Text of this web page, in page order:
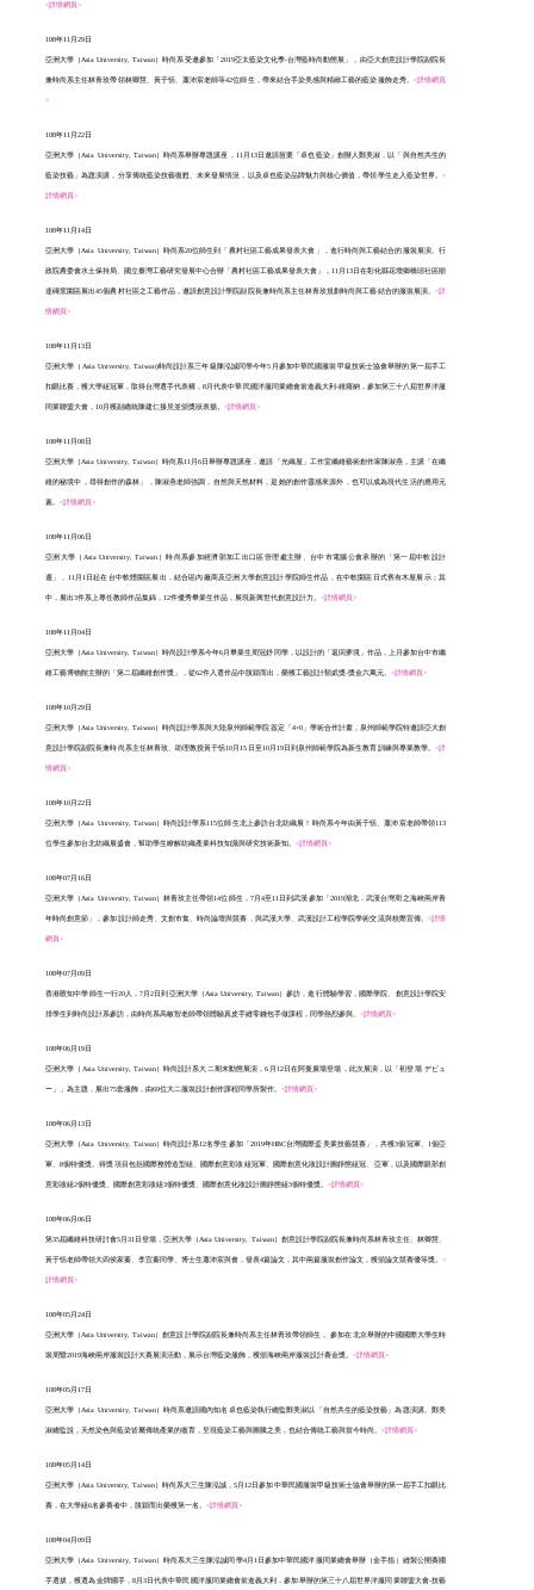
<詳情網頁>
108年11月29日
亞洲大學（Asia University, Taiwan）時尚系受邀參加「2019亞太藍染文化季-台灣藍時尚動態展」，由亞大創意設計學院副院長
兼時尚系主任林青玫帶領林卿慧、黃于恬、蕭沛宸老師等42位師生，帶來結合手染美感與精緻工藝的藍染服飾走秀。 <詳情網頁
>
108年11月22日
亞洲大學（Asia University, Taiwan）時尚系舉辦專題講座，11月13日邀請苗栗「卓也藍染」創辦人鄭美淑，以「與自然共生的
藍染技藝」為題演講，分享傳統藍染技藝復甦、未來發展情況，以及卓也藍染品牌魅力與核心價值，帶領學生走入藍染世界。 <
詳情網頁>
108年11月14日
亞洲大學（Asia University, Taiwan）時尚系20位師生到「農村社區工藝成果發表大會」，進行時尚與工藝結合的服裝展演。行
政院農委會水土保持局、國立臺灣工藝研究發展中心合辦「農村社區工藝成果發表大會」，11月13日在彰化縣花壇鄉橋頭社區順
達磚窯園區展出45個農村社區之工藝作品，邀請創意設計學院副院長兼時尚系主任林青玫規劃時尚與工藝結合的服裝展演。 <詳
情網頁>
108年11月13日
亞洲大學（Asia University, Taiwan)時尚設計系三年級陳泓誠同學今年5月參加中華民國服裝甲級技術士協會舉辦的第一屆手工
扣眼比賽，獲大學組冠軍，取得台灣選手代表權，8月代表中華民國洋服同業總會前進義大利-維羅納，參加第三十八屆世界洋服
同業聯盟大會，10月獲副總統陳建仁接見並頒獎狀表揚。 <詳情網頁>
108年11月08日
亞洲大學（Asia University, Taiwan）時尚系11月6日舉辦專題講座，邀請「光織屋」工作室纖維藝術創作家陳淑燕，主講「在纖
維的秘境中，尋得創作的森林」，陳淑燕老師強調，自然與天然材料，是她的創作靈感來源外，也可以成為現代生活的應用元
素。 <詳情網頁>
108年11月06日
亞洲大學（Asia University, Taiwan）時尚系參加經濟部加工出口區管理處主辦、台中市電腦公會承辦的「第一屆中軟設計
週」，11月1日起在台中軟體園區展出，結合區內廠商及亞洲大學創意設計學院師生作品，在中軟園區日式舊有木屋展示；其
中，展出3件系上專任教師作品集錦，12件優秀畢業生作品，展現新興世代創意設計力。 <詳情網頁>
108年11月04日
亞洲大學（Asia University, Taiwan）時尚設計學系今年6月畢業生周冠妤同學，以設計的「返回夢境」作品，上月參加台中市纖
維工藝博物館主辦的「第二屆纖維創作獎」，從62件入選作品中脫穎而出，榮獲工藝設計類貳獎-獎金六萬元。 <詳情網頁>
108年10月29日
亞洲大學（Asia University, Taiwan）時尚設計學系與大陸泉州師範學院簽定「4+0」學術合作計畫，泉州師範學院特邀請亞大創
意設計學院副院長兼時尚系主任林青玫、助理教授黃于恬10月15日至10月19日到泉州師範學院為新生教育訓練與專業教學。 <詳
情網頁>
108年10月22日
亞洲大學（Asia University, Taiwan）時尚設計學系115位師生北上參訪台北紡織展！時尚系今年由黃于恬、蕭沛宸老師帶領113
位學生參加台北紡織展盛會，幫助學生瞭解紡織產業科技知識與研究技術新知。 <詳情網頁>
108年07月16日
亞洲大學（Asia University, Taiwan）林青玫主任帶領14位師生，7月4至11日到武漢參加「2019湖北．武漢台灣周之海峽兩岸青
年時尚創意節」，參加設計師走秀、文創市集、時尚論壇與競賽，與武漢大學、武漢設計工程學院學術交流與校際宣傳。 <詳情
網頁>
108年07月09日
香港匯知中學師生一行20人，7月2日到亞洲大學（Asia University, Taiwan）參訪，進行體驗學習，國際學院、創意設計學院安
排學生到時尚設計系參訪，由時尚系高敏智老師帶領體驗真皮手縫零錢包手做課程，同學熱烈參與。 <詳情網頁>
108年06月19日
亞洲大學（Asia University, Taiwan）時尚設計系大二期末動態展演，6月12日在阿曼廣場登場，此次展演，以「初登場 デビュ
ー」」為主題，展出75套服飾，由69位大二服裝設計創作課程同學所製作。 <詳情網頁>
108年06月13日
亞洲大學（Asia University, Taiwan）時尚設計系12名學生參加「2019年HBC台灣國際盃美業技藝競賽」，共獲3個冠軍、1個亞
軍、8個特優獎。得獎項目包括國際整體造型組、國際創意彩妝組冠軍、國際創意化妝設計圖靜態組冠、亞軍，以及國際眼部創
意彩妝組2個特優獎、國際創意彩妝組3個特優獎、國際創意化妝設計圖靜態組3個特優獎。 <詳情網頁>
108年06月06日
第35屆纖維科技研討會5月31日登場，亞洲大學（Asia University, Taiwan）創意設計學院副院長兼時尚系林青玫主任、林卿慧、
黃于恬老師帶領大四侯家蓁、李宜蓁同學、博士生蕭沛宸與會，發表4篇論文，其中兩篇服裝創作論文，獲頒論文競賽優等獎。 <
詳情網頁>
108年05月24日
亞洲大學（Asia University, Taiwan）創意設計學院副院長兼時尚系主任林靑玫帶領師生， 參加在北京舉辦的中國國際大學生時
裝周暨2019海峽兩岸服裝設計大賽展演活動，展示台灣藍染服飾，獲頒海峽兩岸服裝設計賽金獎。 <詳情網頁>
108年05月17日
亞洲大學（Asia University, Taiwan）時尚系邀請國內知名卓也藍染執行總監鄭美淑以「自然共生的藍染技藝」為題演講。鄭美
淑總監說，天然染色與藍染皆屬傳統產業的復育，呈現藍染工藝與圖騰之美，也結合傳統工藝與當今時尚。 <詳情網頁>
108年05月14日
亞洲大學（Asia University, Taiwan）時尚系大三生陳泓誠，5月12日參加中華民國服裝甲級技術士協會舉辦的第一屆手工扣眼比
賽，在大學組6名參賽者中，脫穎而出榮獲第一名。 <詳情網頁>
108年04月09日
亞洲大學（Asia University, Taiwan）時尚系大三生陳泓誠同學4月1日參加中華民國洋服同業總會舉辦（金手指）縫製公開賽國
手選拔，獲選為金牌國手，8月3日代表中華民國洋服同業總會前進義大利，參加舉辦的第三十八屆世界洋服同業聯盟大會-技藝